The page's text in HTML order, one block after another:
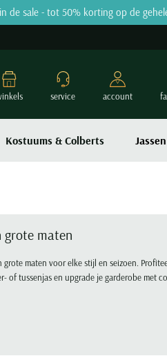
de sale - tot 50% korting op de
Kostuums & Colberts Jassen
service account
grote maten
maten voor elke stijl en seizoen.
of tussenjas en upgrade je garderobe met